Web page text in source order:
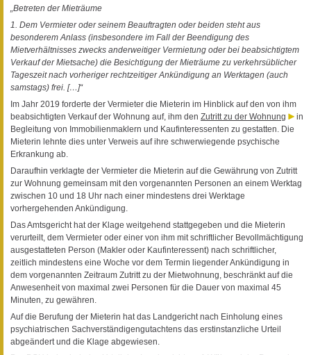
„Betreten der Mieträume
1. Dem Vermieter oder seinem Beauftragten oder beiden steht aus
besonderem Anlass (insbesondere im Fall der Beendigung des
Mietverhältnisses zwecks anderweitiger Vermietung oder bei beabsichtigtem
Verkauf der Mietsache) die Besichtigung der Mieträume zu verkehrsüblicher
Tageszeit nach vorheriger rechtzeitiger Ankündigung an Werktagen (auch
samstags) frei. […]“
Im Jahr 2019 forderte der Vermieter die Mieterin im Hinblick auf den von ihm
beabsichtigten Verkauf der Wohnung auf, ihm den Zutritt zu der Wohnung
in
Begleitung von Immobilienmaklern und Kaufinteressenten zu gestatten. Die
Mieterin lehnte dies unter Verweis auf ihre schwerwiegende psychische
Erkrankung ab.
Daraufhin verklagte der Vermieter die Mieterin auf die Gewährung von Zutritt
zur Wohnung gemeinsam mit den vorgenannten Personen an einem Werktag
zwischen 10 und 18 Uhr nach einer mindestens drei Werktage
vorhergehenden Ankündigung.
Das Amtsgericht hat der Klage weitgehend stattgegeben und die Mieterin
verurteilt, dem Vermieter oder einer von ihm mit schriftlicher Bevollmächtigung
ausgestatteten Person (Makler oder Kaufinteressent) nach schriftlicher,
zeitlich mindestens eine Woche vor dem Termin liegender Ankündigung in
dem vorgenannten Zeitraum Zutritt zu der Mietwohnung, beschränkt auf die
Anwesenheit von maximal zwei Personen für die Dauer von maximal 45
Minuten, zu gewähren.
Auf die Berufung der Mieterin hat das Landgericht nach Einholung eines
psychiatrischen Sachverständigengutachtens das erstinstanzliche Urteil
abgeändert und die Klage abgewiesen.